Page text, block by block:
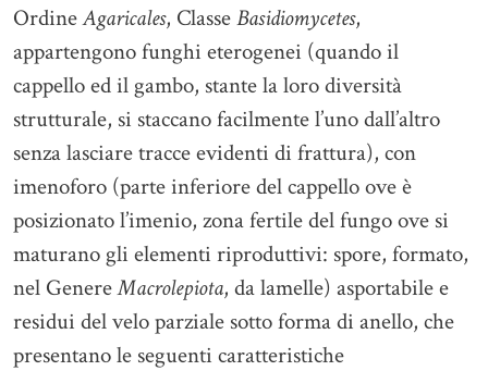
OrdineAgaricales, ClasseBasidiomycetes,
appartengono funghi eterogenei (quando il
cappello ed il gambo, stante la loro diversità
strutturale, si staccano facilmente l’uno dall’altro
senza lasciare tracce evidenti di frattura), con
imenoforo (parte inferiore del cappello ove è
posizionato l’imenio, zona fertile del fungo ove si
maturano gli elementi riproduttivi: spore, formato,
nel GenereMacrolepiota, da lamelle) asportabile e
residui del velo parziale sotto forma di anello, che
presentano le seguenti caratteristiche